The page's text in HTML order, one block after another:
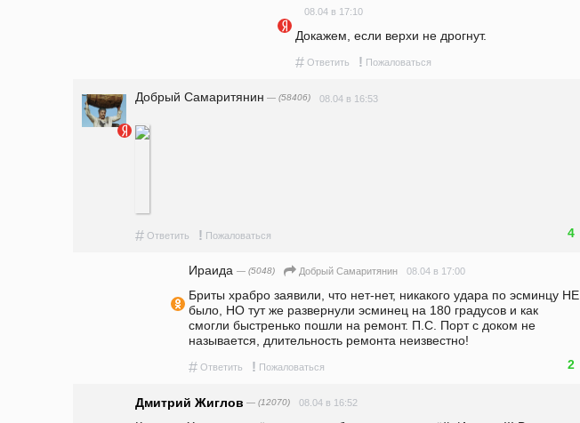
08.04 в 17:10
Докажем, если верхи не дрогнут.
# Ответить ! Пожаловаться
Добрый Самаритянин — (58406) 08.04 в 16:53
# Ответить ! Пожаловаться 4
Ираида — (5048) Добрый Самаритянин 08.04 в 17:00
Бриты храбро заявили, что нет-нет, никакого удара по эсминцу НЕ
было, НО тут же развернули эсминец на 180 градусов и как
смогли быстренько пошли на ремонт. П.С. Порт с доком не
называется, длительность ремонта неизвестно!
# Ответить ! Пожаловаться 2
Дмитрий Жиглов — (12070) 08.04 в 16:52